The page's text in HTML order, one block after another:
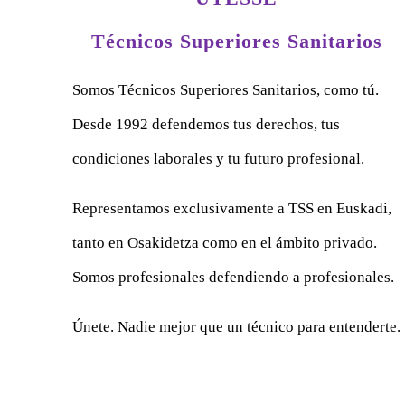
Técnicos Superiores Sanitarios
Somos Técnicos Superiores Sanitarios, como tú.
Desde 1992 defendemos tus derechos, tus
condiciones laborales y tu futuro profesional.
Representamos exclusivamente a TSS en Euskadi,
tanto en Osakidetza como en el ámbito privado.
Somos profesionales defendiendo a profesionales.
Únete. Nadie mejor que un técnico para entenderte.